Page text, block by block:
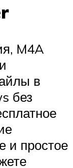
M4A
в
без
и простое